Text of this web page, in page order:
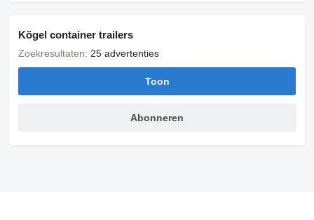
Kögel container trailers
Zoekresultaten: 25 advertenties
Toon
Abonneren